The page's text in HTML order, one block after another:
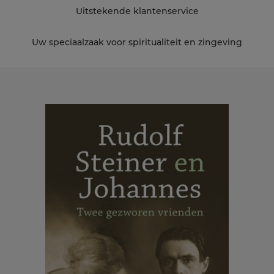
Uitstekende klantenservice
Uw speciaalzaak voor spiritualiteit en zingeving